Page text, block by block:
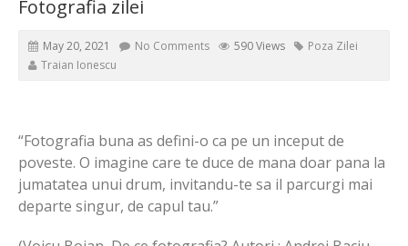
Fotografia zilei
May 20, 2021 No Comments 590 Views
Poza Zilei
Traian Ionescu
“Fotografia buna as defini-o ca pe un inceput de
poveste. O imagine care te duce de mana doar pana la
jumatatea unui drum, invitandu-te sa il parcurgi mai
departe singur, de capul tau.”